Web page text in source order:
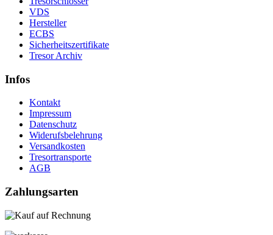
VDS
Hersteller
ECBS
Sicherheitszertifikate
Tresor Archiv
Infos
Kontakt
Impressum
Datenschutz
Widerufsbelehrung
Versandkosten
Tresortransporte
AGB
Zahlungsarten